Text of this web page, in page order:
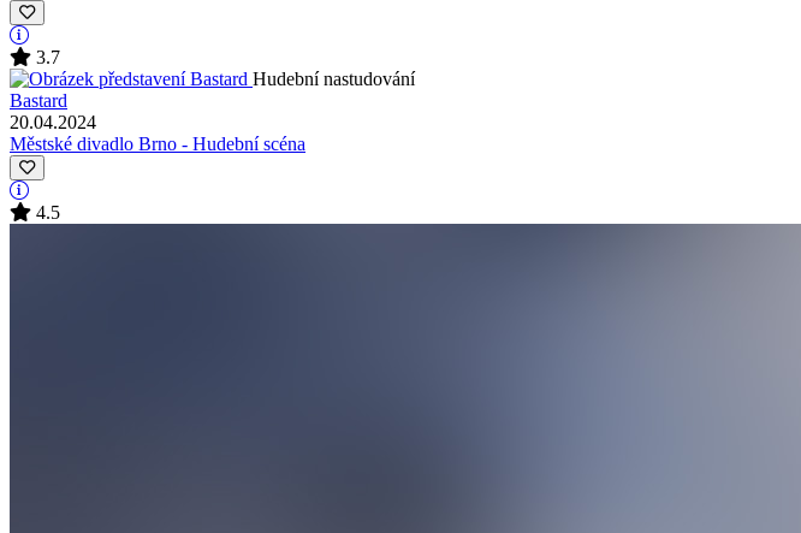
3.7
Hudební nastudování
Bastard
20.04.2024
Městské divadlo Brno - Hudební scéna
4.5